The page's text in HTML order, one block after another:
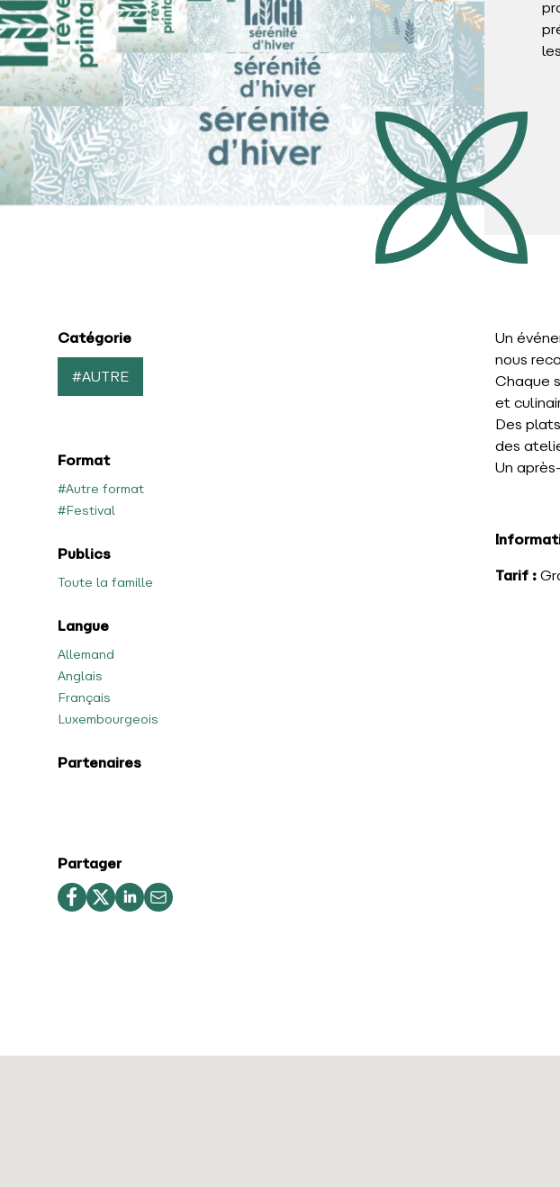
Catégorie
#AUTRE
Format
#Autre format
#Festival
Publics
Toute la famille
Langue
Allemand
Anglais
Français
Luxembourgeois
Partenaires
Partager
Un
nous
Chaque
et
Des
des
Un
Tarif :